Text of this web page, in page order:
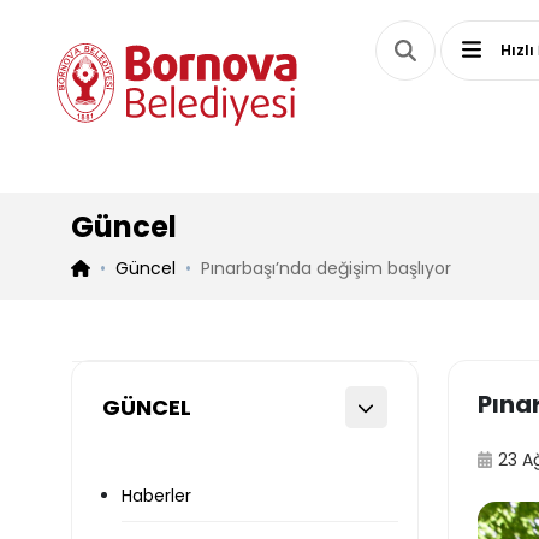
Güncel
Güncel Pınarbaşı’nda değişim başlıyor
GÜNCEL
Haberler
23